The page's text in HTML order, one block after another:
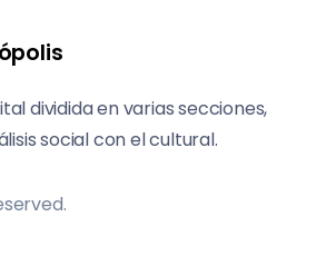
dividida en varias secciones,
social con el cultural.